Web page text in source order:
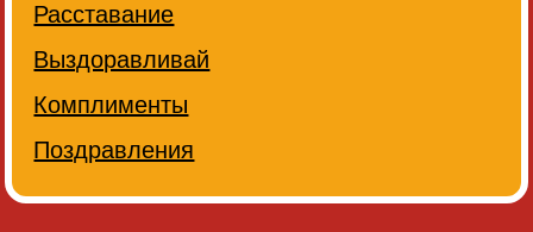
Расставание
Выздоравливай
Комплименты
Поздравления